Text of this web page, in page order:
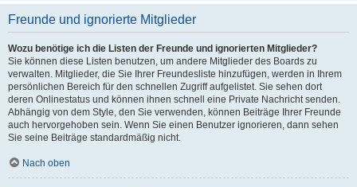
Freunde und ignorierte Mitglieder
Wozu benötige ich die Listen der Freunde und ignorierten Mitglieder?
Sie können diese Listen benutzen, um andere Mitglieder des Boards zu
verwalten. Mitglieder, die Sie Ihrer Freundesliste hinzufügen, werden in Ihrem
persönlichen Bereich für den schnellen Zugriff aufgelistet. Sie sehen dort
deren Onlinestatus und können ihnen schnell eine Private Nachricht senden.
Abhängig von dem Style, den Sie verwenden, können Beiträge Ihrer Freunde
auch hervorgehoben sein. Wenn Sie einen Benutzer ignorieren, dann sehen
Sie seine Beiträge standardmäßig nicht.
Nach oben